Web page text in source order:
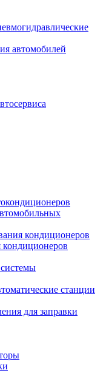
автомобилей
кондиционеров
кондиционеров
станции
для заправки